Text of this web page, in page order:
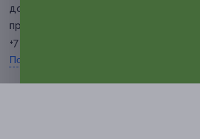
до 14:00 (по времени
приема врача)
+7 (861) 205-55-00
Показать номер телефона